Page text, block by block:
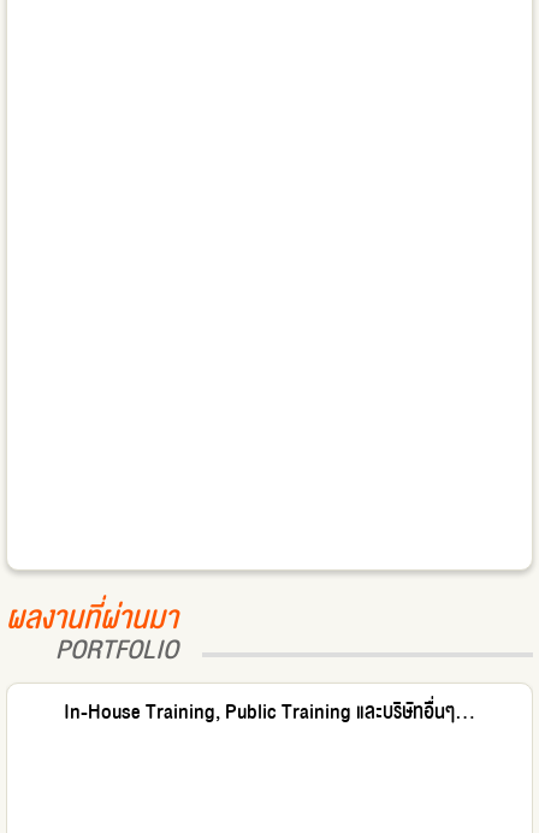
ผลงานที่ผ่านมา
PORTFOLIO
In-House Training, Public Training และบริษัทอื่นๆ...